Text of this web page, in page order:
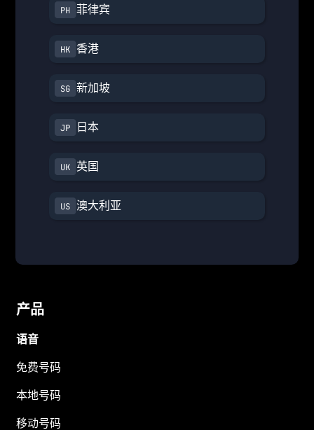
菲律宾
香港
新加坡
日本
英国
澳大利亚
产品
语音
免费号码
本地号码
移动号码